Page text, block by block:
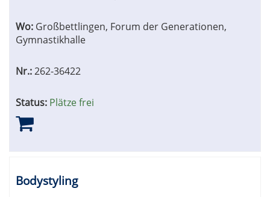
Wo: Großbettlingen, Forum der Generationen,
Gymnastikhalle
Nr.:262-36422
Status: Plätze frei
Bodystyling